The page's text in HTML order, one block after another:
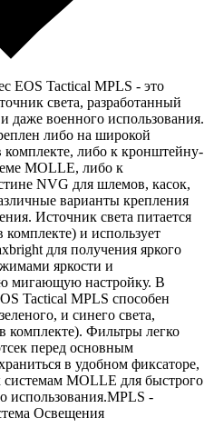
EOS Tactical MPLS - это
света, разработанный
даже военного использования.
либо на широкой
либо к кронштейну-
MOLLE, либо к
NVG для шлемов, касок,
варианты крепления
Источник света питается
и использует
для получения яркого
яркости и
мигающую настройку. В
Tactical MPLS способен
и синего света,
комплекте). Фильтры легко
перед основным
в удобном фиксаторе,
MOLLE для быстрого
использования.MPLS -
Освещения